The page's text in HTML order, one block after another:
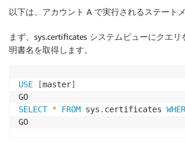
以下は、アカウント A で実行されるステート
まず、sys.certificates システムビューにクエリ
明書名を取得します。
USE [master]
SELECT * FROM sys . certificates